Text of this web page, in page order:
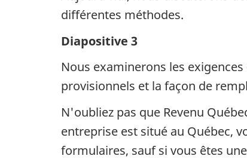
différentes méthodes.
Diapositive 3
Nous examinerons les
provisionnels et la façon de
N'oubliez pas que Revenu
entreprise est situé au Québec,
formulaires, sauf si vous êtes